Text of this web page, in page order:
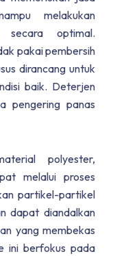
melakukan
secara optimal.
pakai pembersih
dirancang untuk
baik. Deterjen
pengering panas
polyester,
melalui proses
partikel-partikel
dapat diandalkan
yang membekas
ini berfokus pada